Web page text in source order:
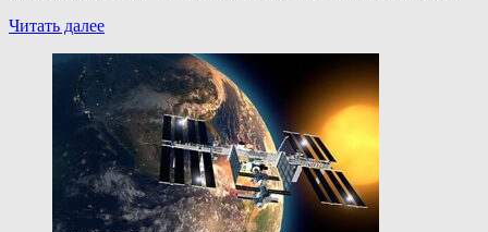
Читать далееПрочитать
о
«Прогресс
МС-27»
освободит
место
на МКС
для
«Прогресса
МС-29»